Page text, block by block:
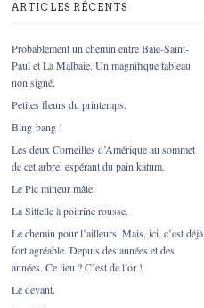
ARTICLES RÉCENTS
Probablement un chemin entre Baie-Saint-
Paul et La Malbaie. Un magnifique tableau
non signé.
Petites fleurs du printemps.
Bing-bang !
Les deux Corneilles d’Amérique au sommet
de cet arbre, espérant du pain katum.
Le Pic mineur mâle.
La Sittelle à poitrine rousse.
Le chemin pour l’ailleurs. Mais, ici, c’est déjà
fort agréable. Depuis des années et des
années. Ce lieu ? C’est de l’or !
Le devant.